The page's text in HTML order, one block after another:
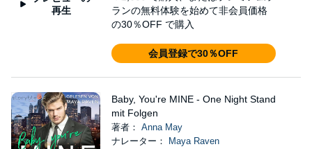
再生
ランの無料体験を始めて非会員価格
の30％OFF で購入
会員登録で30％OFF
Baby, You're MINE - One Night Stand
mit Folgen
著者： Anna May
ナレーター：
Maya Raven